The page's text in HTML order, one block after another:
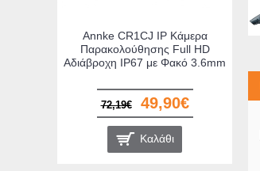
Annke CR1CJ IP Κάμερα
Παρακολούθησης Full HD
ΙΡ67 με Φακό 3.6mm
49,90€